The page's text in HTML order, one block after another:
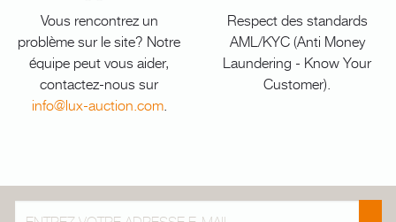
Vous rencontrez un
problème sur le site? Notre
équipe peut vous aider,
contactez-nous sur
info@lux-auction.com.
Respect des standards
AML/KYC (Anti Money
Laundering - Know Your
Customer).